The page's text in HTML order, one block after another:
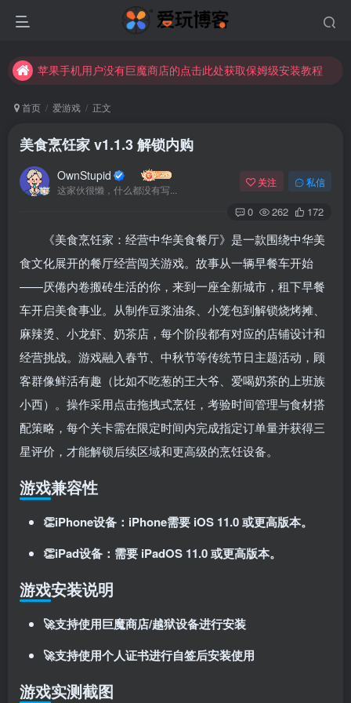
苹果手机用户没有巨魔商店的点击此处获取保姆级安装教程
苹果手机用户没有巨魔商店的点击此处获取保姆级安装教程
首页 爱游戏 正文
美食烹饪家 v1.1.3 解锁内购
OwnStupid
这家伙很懒，什么都没有写...
关注 私信
0 262 172
《美食烹饪家：经营中华美食餐厅》是一款围绕中华美
食文化展开的餐厅经营闯关游戏。故事从一辆早餐车开始
——厌倦内卷搬砖生活的你，来到一座全新城市，租下早餐
车开启美食事业。从制作豆浆油条、小笼包到解锁烧烤摊、
麻辣烫、小龙虾、奶茶店，每个阶段都有对应的店铺设计和
经营挑战。游戏融入春节、中秋节等传统节日主题活动，顾
客群像鲜活有趣（比如不吃葱的王大爷、爱喝奶茶的上班族
小西）。操作采用点击拖拽式烹饪，考验时间管理与食材搭
配策略，每个关卡需在限定时间内完成指定订单量并获得三
星评价，才能解锁后续区域和更高级的烹饪设备。
游戏兼容性
👏iPhone设备：iPhone需要 iOS 11.0 或更高版本。
👏iPad设备：需要 iPadOS 11.0 或更高版本。
游戏安装说明
🚀支持使用巨魔商店/越狱设备进行安装
🚀支持使用个人证书进行自签后安装使用
游戏实测截图